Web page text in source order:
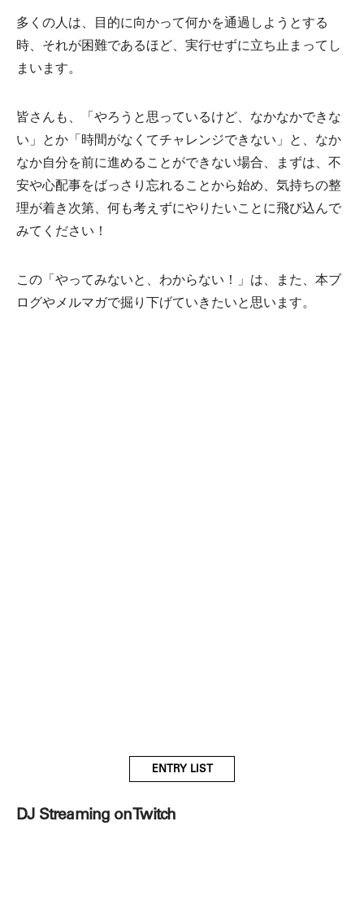
多くの人は、目的に向かって何かを通過しようとする
時、それが困難であるほど、実行せずに立ち止まってし
まいます。
皆さんも、「やろうと思っているけど、なかなかできな
い」とか「時間がなくてチャレンジできない」と、なか
なか自分を前に進めることができない場合、まずは、不
安や心配事をばっさり忘れることから始め、気持ちの整
理が着き次第、何も考えずにやりたいことに飛び込んで
みてください！
この「やってみないと、わからない！」は、また、本ブ
ログやメルマガで掘り下げていきたいと思います。
ENTRY LIST
DJ Streaming on Twitch